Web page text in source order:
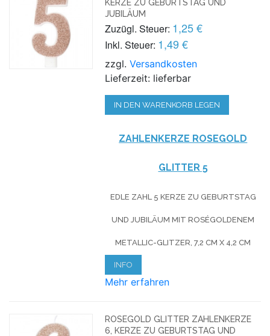
KERZE ZU GEBURTSTAG UND
JUBILÄUM
Zuzügl. Steuer: 1,25 €
Inkl. Steuer: 1,49 €
zzgl.Versandkosten
Lieferzeit: lieferbar
IN DEN WARENKORB LEGEN
ZAHLENKERZE ROSEGOLD
GLITTER5
EDLE ZAHL 5 KERZE ZU GEBURTSTAG
UND JUBILÄUM MIT ROSÉGOLDENEM
METALLIC-GLITZER, 7,2 CM X 4,2 CM
INFO
Mehr erfahren
ROSEGOLD GLITTER ZAHLENKERZE
6, KERZE ZU GEBURTSTAG UND